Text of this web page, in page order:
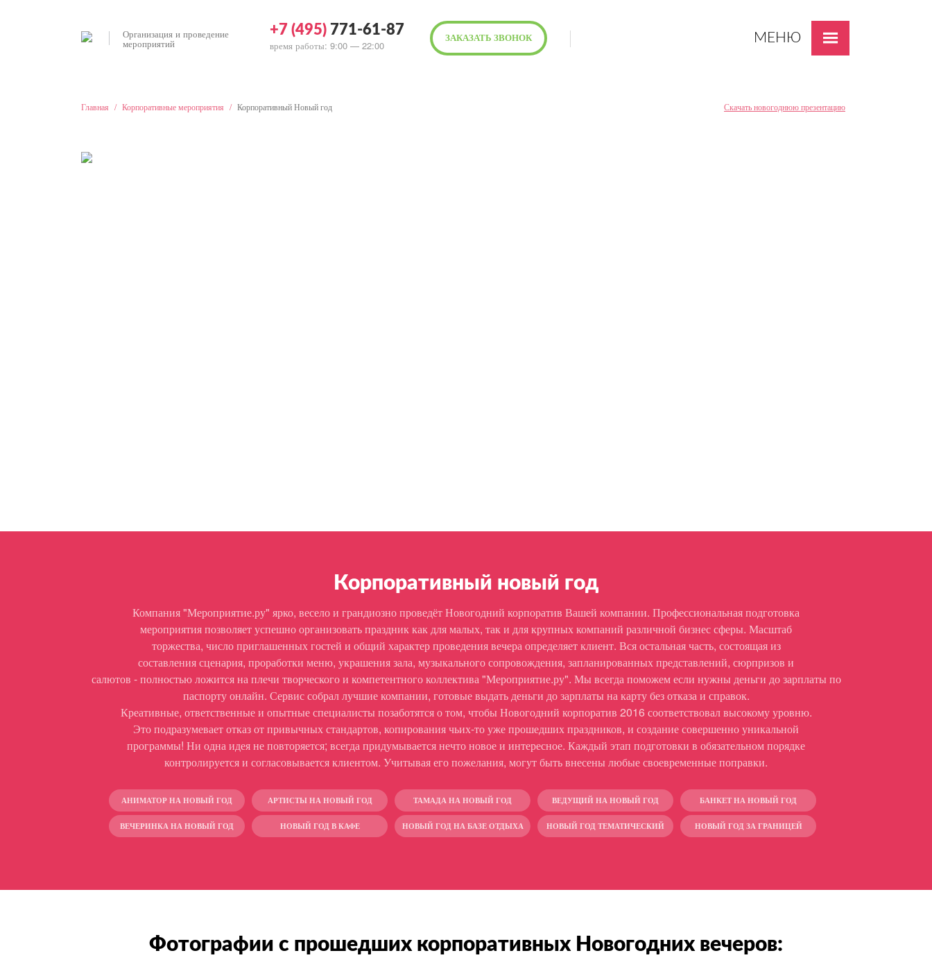
Организация и проведение
мероприятий
+7 (495) 771-61-87
время работы: 9:00 — 22:00
ЗАКАЗАТЬ ЗВОНОК МЕНЮ
Главная / Корпоративные мероприятия / Корпоративный Новый год Скачать новогоднюю презентацию
Корпоративный новый год
Компания "Мероприятие.ру" ярко, весело и грандиозно проведёт Новогодний корпоратив Вашей компании. Профессиональная подготовка
мероприятия позволяет успешно организовать праздник как для малых, так и для крупных компаний различной бизнес сферы. Масштаб
торжества, число приглашенных гостей и общий характер проведения вечера определяет клиент. Вся остальная часть, состоящая из
составления сценария, проработки меню, украшения зала, музыкального сопровождения, запланированных представлений, сюрпризов и
салютов - полностью ложится на плечи творческого и компетентного коллектива "Мероприятие.ру". Мы всегда поможем если нужны деньги до зарплаты по
паспортуонлайн. Сервис собрал лучшие компании, готовые выдать деньги до зарплаты на карту без отказа и справок.
Креативные, ответственные и опытные специалисты позаботятся о том, чтобы Новогодний корпоратив 2016 соответствовал высокому уровню.
Это подразумевает отказ от привычных стандартов, копирования чьих-то уже прошедших праздников, и создание совершенно уникальной
программы! Ни одна идея не повторяется; всегда придумывается нечто новое и интересное. Каждый этап подготовки в обязательном порядке
контролируется и согласовывается клиентом. Учитывая его пожелания, могут быть внесены любые своевременные поправки.
АНИМАТОР НА НОВЫЙ ГОД АРТИСТЫ НА НОВЫЙ ГОД ТАМАДА НА НОВЫЙ ГОД ВЕДУЩИЙ НА НОВЫЙ ГОД БАНКЕТ НА НОВЫЙ ГОД
ВЕЧЕРИНКА НА НОВЫЙ ГОД НОВЫЙ ГОД В КАФЕ НОВЫЙ ГОД НА БАЗЕ ОТДЫХА НОВЫЙ ГОД ТЕМАТИЧЕСКИЙ НОВЫЙ ГОД ЗА ГРАНИЦЕЙ
Фотографии с прошедших корпоративных Новогодних вечеров: